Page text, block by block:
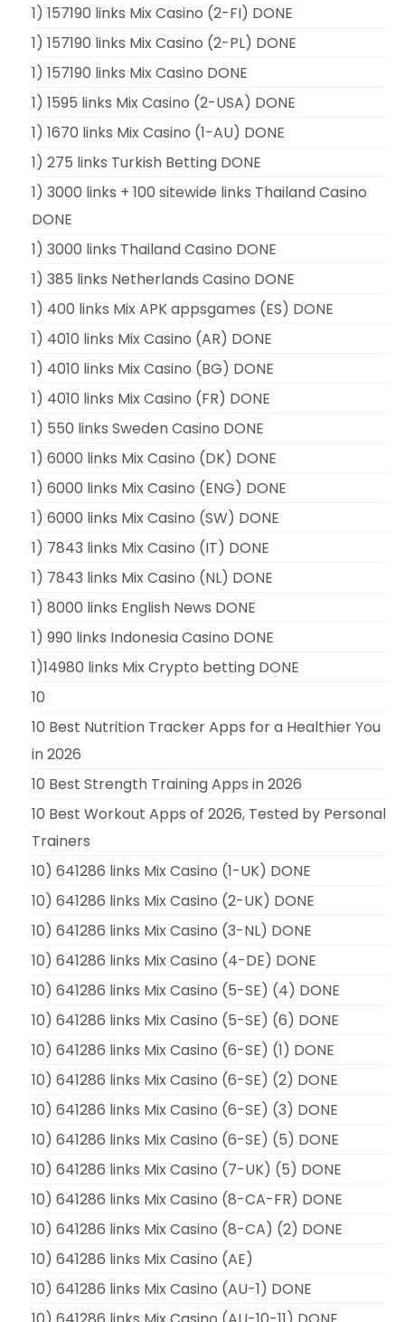
1) 157190 links Mix Casino (2-FI) DONE
1) 157190 links Mix Casino (2-PL) DONE
1) 157190 links Mix Casino DONE
1) 1595 links Mix Casino (2-USA) DONE
1) 1670 links Mix Casino (1-AU) DONE
1) 275 links Turkish Betting DONE
1) 3000 links + 100 sitewide links Thailand Casino
DONE
1) 3000 links Thailand Casino DONE
1) 385 links Netherlands Casino DONE
1) 400 links Mix APK appsgames (ES) DONE
1) 4010 links Mix Casino (AR) DONE
1) 4010 links Mix Casino (BG) DONE
1) 4010 links Mix Casino (FR) DONE
1) 550 links Sweden Casino DONE
1) 6000 links Mix Casino (DK) DONE
1) 6000 links Mix Casino (ENG) DONE
1) 6000 links Mix Casino (SW) DONE
1) 7843 links Mix Casino (IT) DONE
1) 7843 links Mix Casino (NL) DONE
1) 8000 links English News DONE
1) 990 links Indonesia Casino DONE
1)14980 links Mix Crypto betting DONE
10
10 Best Nutrition Tracker Apps for a Healthier You
in 2026
10 Best Strength Training Apps in 2026
10 Best Workout Apps of 2026, Tested by Personal
Trainers
10) 641286 links Mix Casino (1-UK) DONE
10) 641286 links Mix Casino (2-UK) DONE
10) 641286 links Mix Casino (3-NL) DONE
10) 641286 links Mix Casino (4-DE) DONE
10) 641286 links Mix Casino (5-SE) (4) DONE
10) 641286 links Mix Casino (5-SE) (6) DONE
10) 641286 links Mix Casino (6-SE) (1) DONE
10) 641286 links Mix Casino (6-SE) (2) DONE
10) 641286 links Mix Casino (6-SE) (3) DONE
10) 641286 links Mix Casino (6-SE) (5) DONE
10) 641286 links Mix Casino (7-UK) (5) DONE
10) 641286 links Mix Casino (8-CA-FR) DONE
10) 641286 links Mix Casino (8-CA) (2) DONE
10) 641286 links Mix Casino (AE)
10) 641286 links Mix Casino (AU-1) DONE